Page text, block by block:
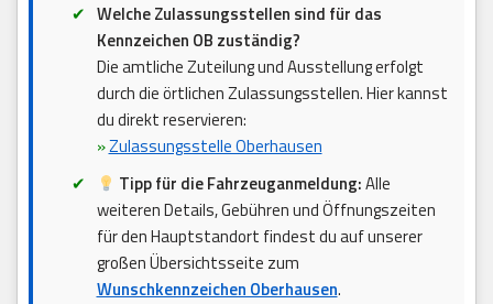
Welche Zulassungsstellen sind für das
Kennzeichen OB zuständig?
Die amtliche Zuteilung und Ausstellung erfolgt
durch die örtlichen Zulassungsstellen. Hier kannst
du direkt reservieren:
»Zulassungsstelle Oberhausen
Tipp für die Fahrzeuganmeldung:Alle
weiteren Details, Gebühren und Öffnungszeiten
für den Hauptstandort findest du auf unserer
großen Übersichtsseite zum
Wunschkennzeichen Oberhausen.